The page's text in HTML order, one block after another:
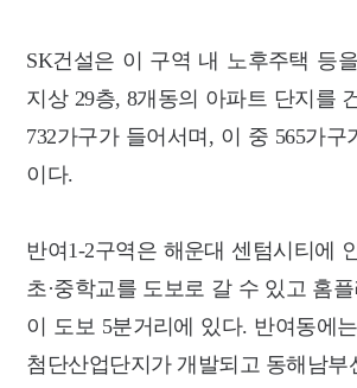
SK건설은 이 구역 내 노후주택 등
지상 29층, 8개동의 아파트 단지를
732가구가 들어서며, 이 중 565가
이다.
반여1-2구역은 해운대 센텀시티에
초·중학교를 도보로 갈 수 있고 홈
이 도보 5분거리에 있다. 반여동에
첨단산업단지가 개발되고 동해남부